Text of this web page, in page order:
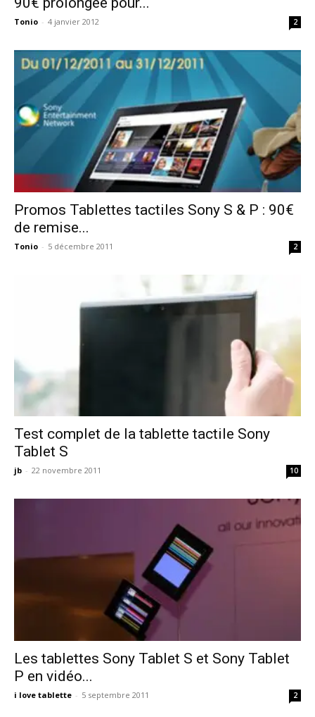
Tonio - 4 janvier 2012 2
Promos Tablettes tactiles Sony S & P : 90€
de remise...
Tonio - 5 décembre 2011 2
Test complet de la tablette tactile Sony
Tablet S
jb - 22 novembre 2011 10
Les tablettes Sony Tablet S et Sony Tablet
P en vidéo...
i love tablette - 5 septembre 2011 2